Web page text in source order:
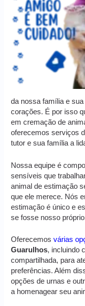
da nossa família e
corações. É por isso
em cremação de
oferecemos serviços
tutor e sua família a
Nossa equipe é
sensíveis que
animal de estimação
que ele merece. Nós
estimação é único e
se fosse nosso
Oferecemosvárias
Guarulhos, incluindo
compartilhada, para
preferências. Além
opções de urnas e
a homenagear seu